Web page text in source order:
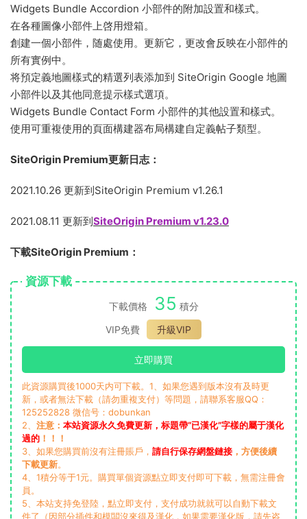
Widgets Bundle Accordion 小部件的附加設置和樣式。
在各種圖像小部件上啓用燈箱。
創建一個小部件，随處使用。更新它，更改會反映在小部件的
所有實例中。
将預定義地圖樣式的精選列表添加到 SiteOrigin Google 地圖
小部件以及其他同意提示樣式選項。
Widgets Bundle Contact Form 小部件的其他設置和樣式。
使用可重複使用的頁面構建器布局構建自定義帖子類型。
SiteOrigin Premium更新日志：
2021.10.26 更新到SiteOrigin Premium v1.26.1
2021.08.11 更新到SiteOrigin Premium v1.23.0
下載SiteOrigin Premium：
資源下載
下載價格 35 積分
VIP免費
升級VIP
立即購買
此資源購買後1000天内可下載。1、如果您遇到版本沒有及時更
新，或者無法下載（請勿重複支付）等問題，請聯系客服QQ：
125252828 微信号：dobunkan
2、 注意： 本站資源永久免費更新，标題帶“已漢化”字樣的屬于漢化
過的 ！！！
3、如果您購買前沒有注冊賬戶， 請自行保存網盤鏈接 ，方便後續
下載更新。
4、1積分等于1元。購買單個資源點立即支付即可下載，無需注冊會
員。
5、本站支持免登陸，點立即支付，支付成功就就可以自動下載文
件了（因部分插件和模闆沒來得及漢化，如果需要漢化版，請先咨